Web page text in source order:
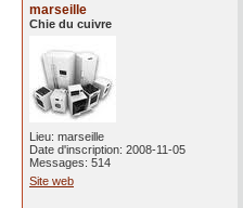
marseille
Chie du cuivre
Lieu: marseille
Date d'inscription: 2008-11-05
Messages: 514
Site web